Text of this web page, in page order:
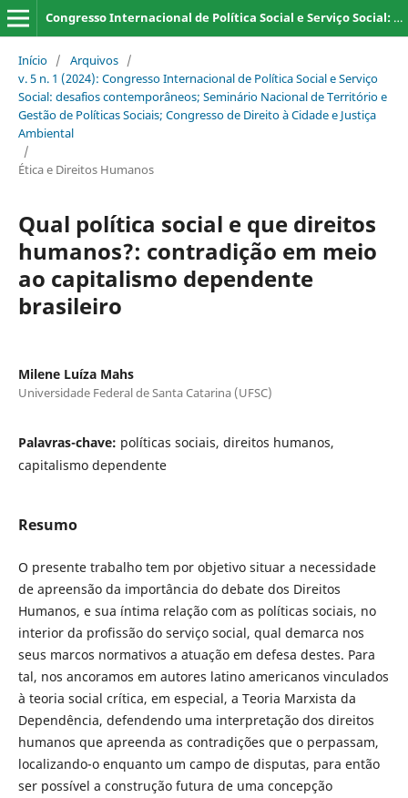
Congresso Internacional de Política Social e Serviço Social: desafios contemporâneos; Seminário Nacional de Território e Gestão de Políticas Sociais; Congresso de Direito à Cidade e Justiça Ambiental
Início / Arquivos /
v. 5 n. 1 (2024): Congresso Internacional de Política Social e Serviço
Social: desafios contemporâneos; Seminário Nacional de Território e
Gestão de Políticas Sociais; Congresso de Direito à Cidade e Justiça
Ambiental
/
Ética e Direitos Humanos
Qual política social e que direitos
humanos?: contradição em meio
ao capitalismo dependente
brasileiro
Milene Luíza Mahs
Universidade Federal de Santa Catarina (UFSC)
Palavras-chave: políticas sociais, direitos humanos,
capitalismo dependente
Resumo
O presente trabalho tem por objetivo situar a necessidade
de apreensão da importância do debate dos Direitos
Humanos, e sua íntima relação com as políticas sociais, no
interior da profissão do serviço social, qual demarca nos
seus marcos normativos a atuação em defesa destes. Para
tal, nos ancoramos em autores latino americanos vinculados
à teoria social crítica, em especial, a Teoria Marxista da
Dependência, defendendo uma interpretação dos direitos
humanos que apreenda as contradições que o perpassam,
localizando-o enquanto um campo de disputas, para então
ser possível a construção futura de uma concepção